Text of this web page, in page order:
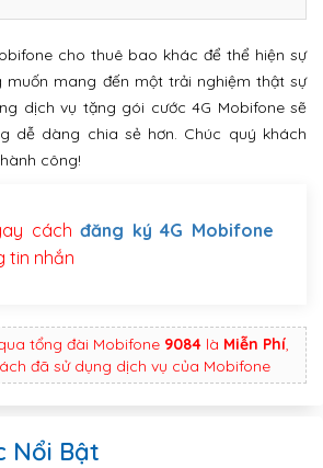
cho thuê bao khác để thể hiện sự
muốn mang đến một trải nghiệm thật sự
dịch vụ tặng gói cước 4G Mobifone sẽ
dễ dàng chia sẻ hơn. Chúc quý khách
công!
cáchđăng ký 4G Mobifone
tin nhắn
tổng đài Mobifone 9084là Miễn Phí,
đã sử dụng dịch vụ của Mobifone
Nổi Bật